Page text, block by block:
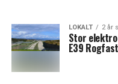
LOKALT 2 år
Stor
E39 Rogfast